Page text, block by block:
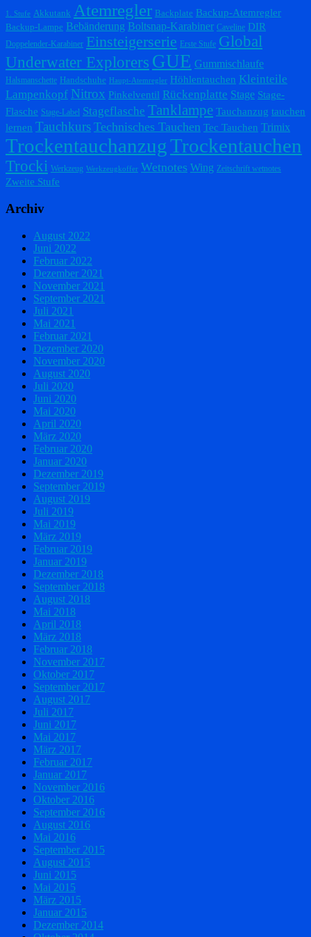
1. Stufe Akkutank Atemregler Backplate Backup-Atemregler
Backup-Lampe Bebänderung Boltsnap-Karabiner Caveline DIR
Doppelender-Karabiner Einsteigerserie Erste Stufe Global
Underwater Explorers GUE Gummischlaufe
Halsmanschette Handschuhe Haupt-Atemregler Höhlentauchen Kleinteile
Lampenkopf Nitrox Pinkelventil Rückenplatte Stage Stage-
Flasche Stage-Label Stageflasche Tanklampe Tauchanzug tauchen
lernen Tauchkurs Technisches Tauchen Tec Tauchen Trimix
TrockentauchanzugTrockentauchen
Trocki Werkzeug Werkzeugkoffer Wetnotes Wing Zeitschrift wetnotes
Zweite Stufe
Archiv
August 2022
Juni 2022
Februar 2022
Dezember 2021
November 2021
September 2021
Juli 2021
Mai 2021
Februar 2021
Dezember 2020
November 2020
August 2020
Juli 2020
Juni 2020
Mai 2020
April 2020
März 2020
Februar 2020
Januar 2020
Dezember 2019
September 2019
August 2019
Juli 2019
Mai 2019
März 2019
Februar 2019
Januar 2019
Dezember 2018
September 2018
August 2018
Mai 2018
April 2018
März 2018
Februar 2018
November 2017
Oktober 2017
September 2017
August 2017
Juli 2017
Juni 2017
Mai 2017
März 2017
Februar 2017
Januar 2017
November 2016
Oktober 2016
September 2016
August 2016
Mai 2016
September 2015
August 2015
Juni 2015
Mai 2015
März 2015
Januar 2015
Dezember 2014